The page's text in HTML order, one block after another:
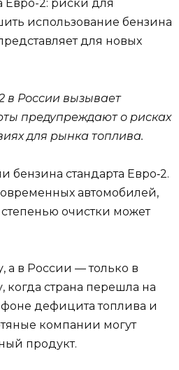
Евро-2: риски для
использование бензина
для новых
в России вызывает
предупреждают о рисках
для рынка топлива.
бензина стандарта Евро‑2.
автомобилей,
очистки может
а в России — только в
когда страна перешла на
дефицита топлива и
компании могут
продукт.